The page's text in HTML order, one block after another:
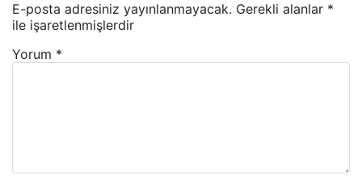
E-posta adresiniz yayınlanmayacak. Gerekli alanlar *
ile işaretlenmişlerdir
Yorum *